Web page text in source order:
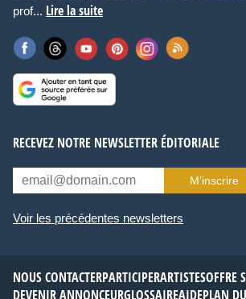
prof... Lire la suite
RECEVEZ NOTRE NEWSLETTER ÉDITORIALE
M’inscrire
Voir les précédentes newsletters
NOUS CONTACTERPARTICIPERARTISTESOFFRE
DEVENIR ANNONCEURGLOSSAIREAIDEPLAN